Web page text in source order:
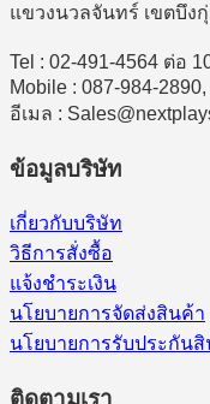
แขวงนวลจันทร์ เขตบึง
Tel : 02-491-4564 ต่อ
Mobile : 087-984-
อีเมล :
ข้อมูลบริษัท
เกี่ยวกับบริษัท
วิธีการสั่งซื้อ
แจ้งชำระเงิน
นโยบายการจัดส่งสินค้า
นโยบายการรับประกัน
ติดตามเรา